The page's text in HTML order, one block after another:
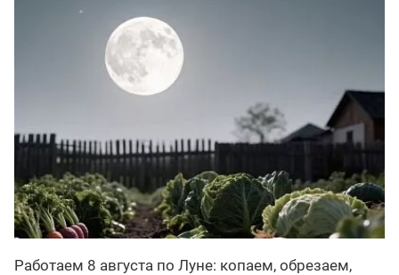
Работаем 8 августа по Луне: копаем, обрезаем,